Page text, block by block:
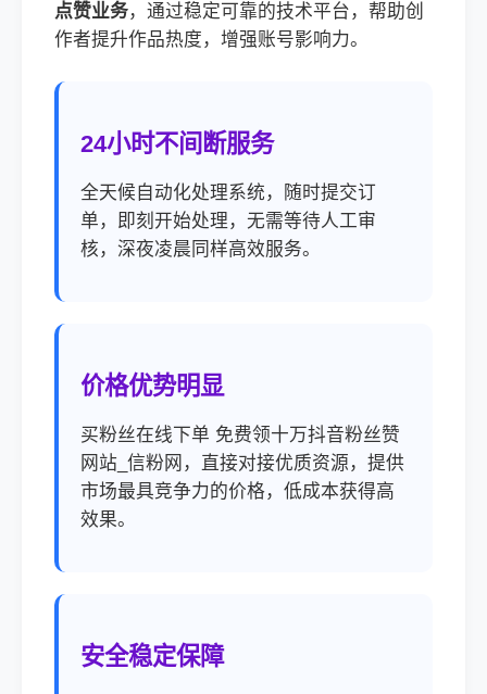
点赞业务，通过稳定可靠的技术平台，帮助创
作者提升作品热度，增强账号影响力。
24小时不间断服务
全天候自动化处理系统，随时提交订
单，即刻开始处理，无需等待人工审
核，深夜凌晨同样高效服务。
价格优势明显
买粉丝在线下单 免费领十万抖音粉丝赞
网站_信粉网，直接对接优质资源，提供
市场最具竞争力的价格，低成本获得高
效果。
安全稳定保障